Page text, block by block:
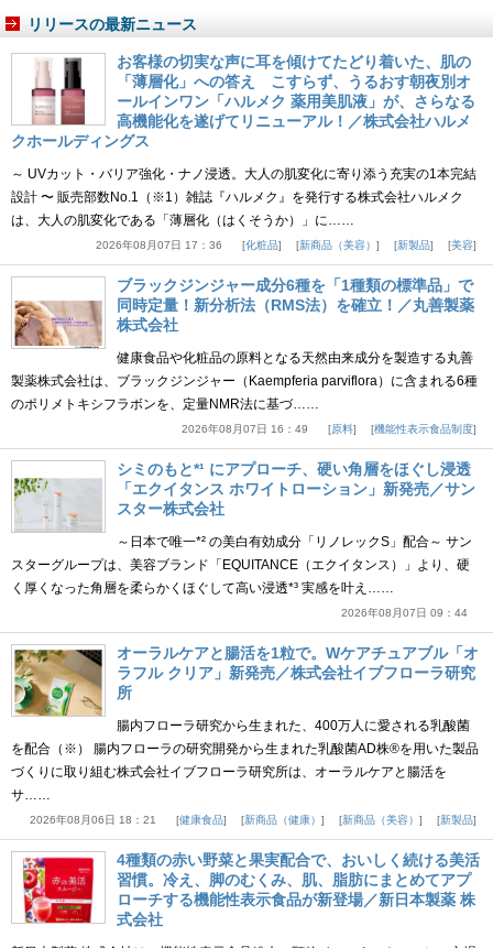
リリースの最新ニュース
お客様の切実な声に耳を傾けてたどり着いた、肌の
「薄層化」への答え こすらず、うるおす朝夜別オ
ールインワン「ハルメク 薬用美肌液」が、さらなる
高機能化を遂げてリニューアル！／株式会社ハルメ
クホールディングス
～ UVカット・バリア強化・ナノ浸透。大人の肌変化に寄り添う充実の1本完結
設計 〜 販売部数No.1（※1）雑誌『ハルメク』を発行する株式会社ハルメク
は、大人の肌変化である「薄層化（はくそうか）」に……
2026年08月07日 17：36 化粧品 新商品（美容） 新製品 美容
ブラックジンジャー成分6種を「1種類の標準品」で
同時定量！新分析法（RMS法）を確立！／丸善製薬
株式会社
健康食品や化粧品の原料となる天然由来成分を製造する丸善
製薬株式会社は、ブラックジンジャー（Kaempferia parviflora）に含まれる6種
のポリメトキシフラボンを、定量NMR法に基づ……
2026年08月07日 16：49 原料 機能性表示食品制度
シミのもと*¹ にアプローチ、硬い角層をほぐし浸透
「エクイタンス ホワイトローション」新発売／サン
スター株式会社
～日本で唯一*² の美白有効成分「リノレックS」配合～ サン
スターグループは、美容ブランド「EQUITANCE（エクイタンス）」より、硬
く厚くなった角層を柔らかくほぐして高い浸透*³ 実感を叶え……
2026年08月07日 09：44
オーラルケアと腸活を1粒で。Wケアチュアブル「オ
ラフル クリア」新発売／株式会社イブフローラ研究
所
腸内フローラ研究から生まれた、400万人に愛される乳酸菌
を配合（※） 腸内フローラの研究開発から生まれた乳酸菌AD株®を用いた製品
づくりに取り組む株式会社イブフローラ研究所は、オーラルケアと腸活を
サ……
2026年08月06日 18：21 健康食品 新商品（健康） 新商品（美容） 新製品
4種類の赤い野菜と果実配合で、おいしく続ける美活
習慣。冷え、脚のむくみ、肌、脂肪にまとめてアプ
ローチする機能性表示食品が新登場／新日本製薬 株
式会社